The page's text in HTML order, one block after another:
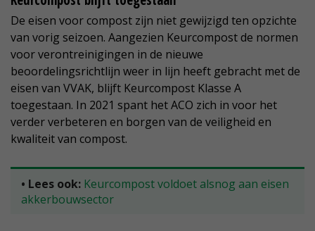
De eisen voor compost zijn niet gewijzigd ten opzichte
van vorig seizoen. Aangezien Keurcompost de normen
voor verontreinigingen in de nieuwe
beoordelingsrichtlijn weer in lijn heeft gebracht met de
eisen van VVAK, blijft Keurcompost Klasse A
toegestaan. In 2021 spant het ACO zich in voor het
verder verbeteren en borgen van de veiligheid en
kwaliteit van compost.
• Lees ook: Keurcompost voldoet alsnog aan eisen
akkerbouwsector